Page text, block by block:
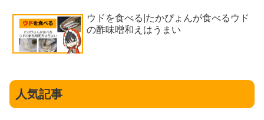
ウドを食べる|たかぴょんが食べるウド
の酢味噌和えはうまい
人気記事